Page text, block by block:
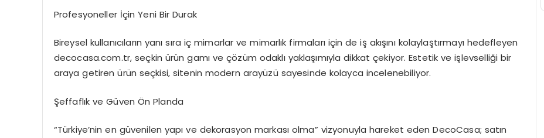
Profesyoneller İçin Yeni Bir Durak
Bireysel kullanıcıların yanısıra iç mimarlar ve mimarlık firmaları için de iş akışını kolaylaştırmayı hedefleyen
decocasa.com.tr, seçkin ürün gamı ve çözüm odaklı yaklaşımıyla dikkat çekiyor. Estetik ve işlevselliği bir
araya getiren ürün seçkisi, sitenin modern arayüzü sayesinde kolayca incelenebiliyor.
Şeffaflık veGüven ÖnPlanda
“Türkiye’nin en güvenilen yapı ve dekorasyon markası olma” vizyonuyla hareket edenDecoCasa; satın